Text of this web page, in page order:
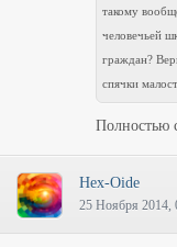
такому
человечьей
граждан?
спячки
Полностью
Hex-Oide
25 Ноября 2014,